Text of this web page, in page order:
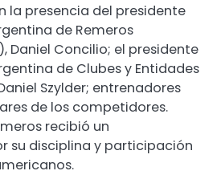
la presencia del presidente
de Remeros
Daniel Concilio; el presidente
de Clubes y Entidades
Szylder; entrenadores
de los competidores.
recibió un
su disciplina y participación